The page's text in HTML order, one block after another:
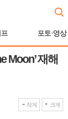
포토·영상
Moon’ 재해
작게 크게